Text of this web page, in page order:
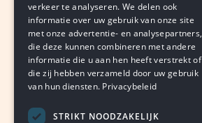
PETER EBERSON
augustus 7, 2026 LEDEN
verkeer te analyseren. We delen ook
informatie over uw gebruik van onze site
met onze advertentie- en analysepartners,
die deze kunnen combineren met andere
informatie die u aan hen heeft verstrekt of
die zij hebben verzameld door uw gebruik
van hun diensten. Privacybeleid
STRIKT NOODZAKELIJK